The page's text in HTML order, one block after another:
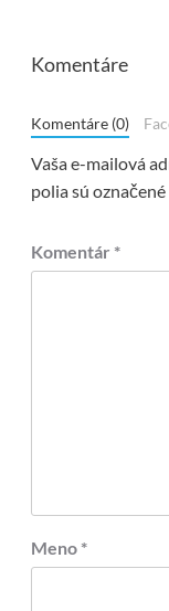
Komentáre
Komentáre (0)
Vaša e-mailová
polia sú označené
Komentár *
Meno *